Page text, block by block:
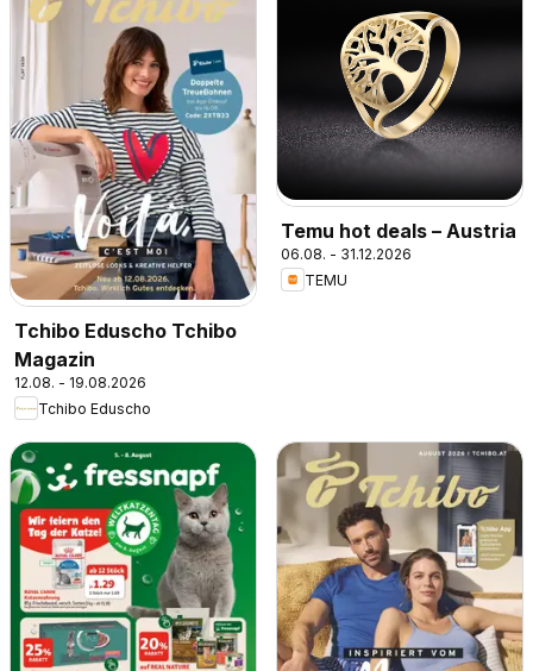
Tchibo Eduscho Tchibo
Magazin
12.08. - 19.08.2026
Tchibo Eduscho
Temu hot deals – Austria
06.08. - 31.12.2026
TEMU